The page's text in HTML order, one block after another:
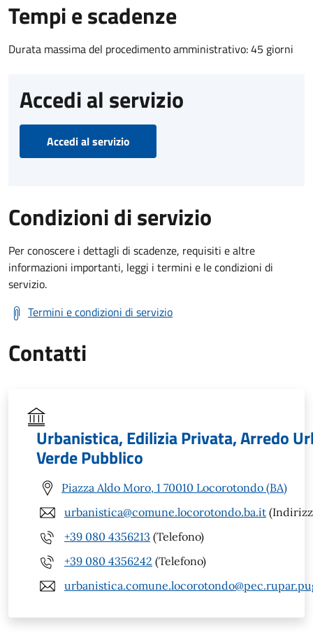
Tempi e scadenze
Durata massima del procedimento amministrativo: 45 giorni
Accedi al servizio
Accedi al servizio
Condizioni di servizio
Per conoscere i dettagli di scadenze, requisiti e altre
informazioni importanti, leggi i termini e le condizioni di
servizio.
Termini e condizioni di servizio
Contatti
Urbanistica, Edilizia Privata, Arredo
Verde Pubblico
Piazza Aldo Moro, 1 70010 Locorotondo (BA)
urbanistica@comune.locorotondo.ba.it
+39 080 4356213 (Telefono)
+39 080 4356242 (Telefono)